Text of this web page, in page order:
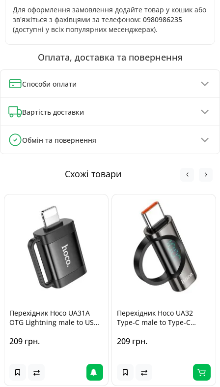
Для оформлення замовлення додайте товар у кошик або
зв'яжіться з фахівцями за телефоном: 0980986235
(доступні у всіх популярних месенджерах).
Оплата, доставка та повернення
Способи оплати
Оплата при отриманні (до 130 грн - повна передплата)
Онлайн-оплата карткою, GPay, ApplePay
Вартість доставки
Відділення Укрпошти - від 60 грн
Відділення Нової Пошти - від 90 грн
Кур'єром Нової Пошти - від 140 грн
Обмін та повернення
моменту покупки, відповідно до Закону України «Про
захист прав споживачів».Схожі товари
Перехідник Hoco UA31A
OTG Lightning male to USB
209 грн.
Перехідник Hoco UA32
Type-C male to Type-C
Black
209 грн.